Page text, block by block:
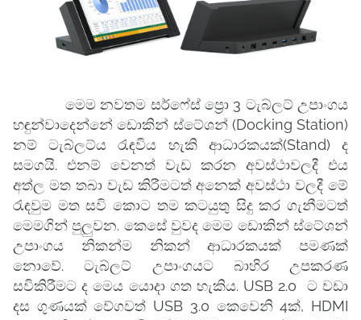
මෙම නවතම සර්ෆේස් ප්‍රො 3 ටැබ්ලට් උපාංගය
හඳුන්වාදෙන්නේ ඩොකින් ස්ටේශන් (Docking Station)
නම් ටැබ්ලට්ය ‍රැඳවිය හැකි ආධාරකයක්(Stand) ද
සමගයි. එනම් වෙනත් වැඩ කරන අවස්ථාවලදී එය
අත්ල මත තබා වැඩ කිරීමටත් අනෙක් අවස්ථා වලදී මේ
‍රැඳවුම මත සවි කොට තම කටයුතු සිදු කර ගැනීමටත්
මෙමගින් පුලුවන. කෙසේ වුවද මෙම ඩොකින් ස්ටේශන්
උපාංගය නිකන්ම නිකන් ආධාරකයක් පමණක්
නොවේ. ටැබ්ලට් උපාංගයට බාහිර උපකරණ
සවිකිරීමට ද මෙය යොදා ගත හැකිය. USB 2.0 ට වඩා
දස ගුණයක් වේගවත් USB 3.0 කෙවෙනි 4ක්, HDMI